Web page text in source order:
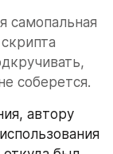
самопальная
соберется.
автору